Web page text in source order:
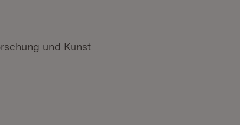
und Kunst